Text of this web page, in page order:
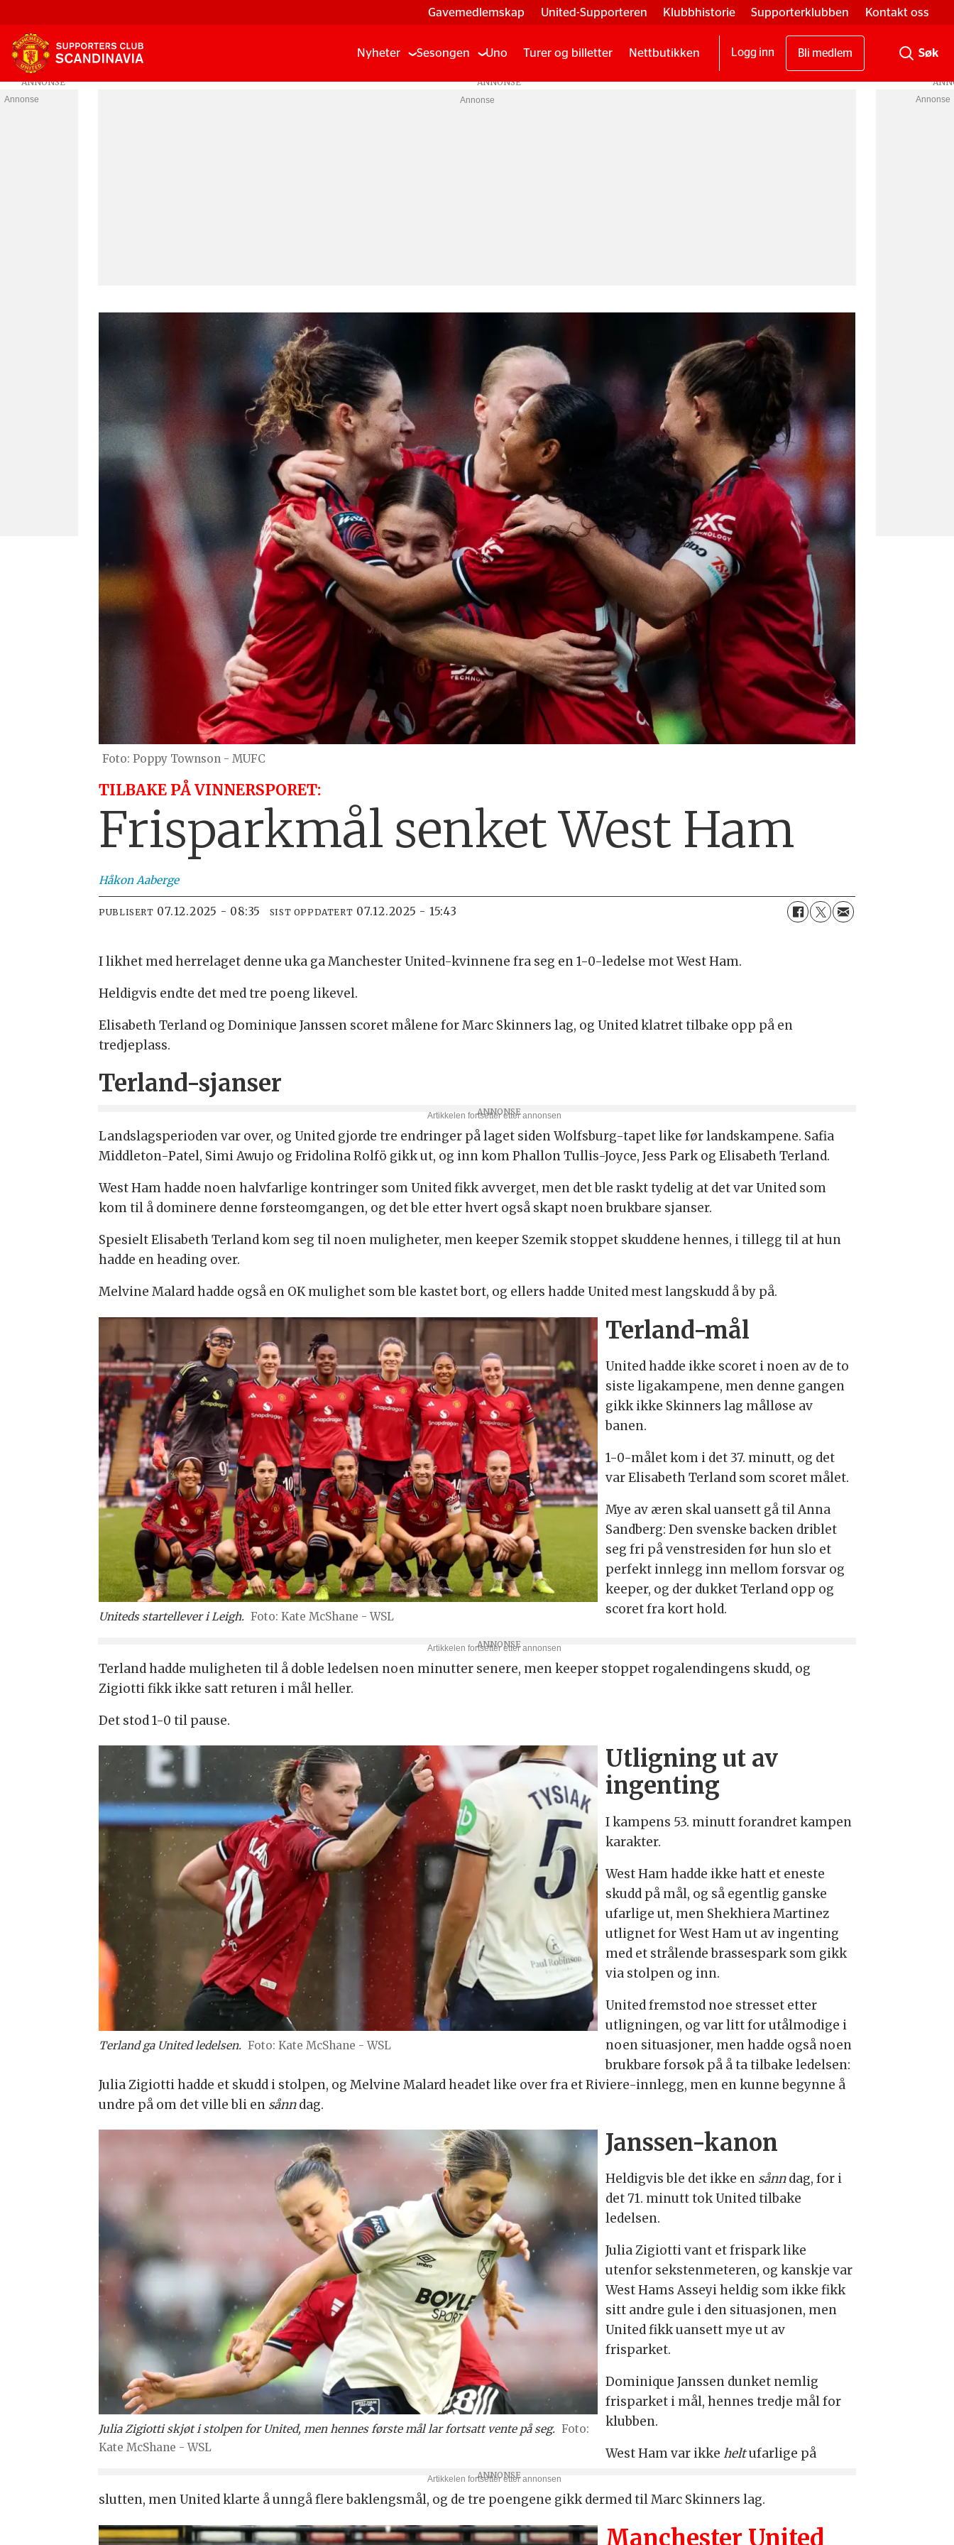
Gavemedlemskap United-Supporteren Klubbhistorie Supporterklubben Kontakt oss
Nyheter Sesongen Uno Turer og billetter Nettbutikken Logg inn Bli medlem
Annonse
Poppy Townson - MUFC
TILBAKE PÅ VINNERSPORET:
Frisparkmål senket West Ham
Håkon Aaberge
PUBLISERT 07.12.2025 - 08:35 SIST OPPDATERT 07.12.2025 - 15:43
I likhet med herrelaget denne uka ga Manchester United-kvinnene fra seg en 1-0-ledelse mot West Ham.
Heldigvis endte det med tre poeng likevel.
Elisabeth Terland og Dominique Janssen scoret målene for Marc Skinners lag, og United klatret tilbake opp på en
tredjeplass.
Terland-sjanser
Landslagsperioden var over, og United gjorde tre endringer på laget siden Wolfsburg-tapet like før landskampene. Safia
Middleton-Patel, Simi Awujo og Fridolina Rolfö gikk ut, og inn kom Phallon Tullis-Joyce, Jess Park og Elisabeth Terland.
West Ham hadde noen halvfarlige kontringer som United fikk avverget, men det ble raskt tydelig at det var United som
kom til å dominere denne førsteomgangen, og det ble etter hvert også skapt noen brukbare sjanser.
Spesielt Elisabeth Terland kom seg til noen muligheter, men keeper Szemik stoppet skuddene hennes, i tillegg til at hun
hadde en heading over.
Melvine Malard hadde også en OK mulighet som ble kastet bort, og ellers hadde United mest langskudd å by på.
Uniteds startellever i Leigh. Kate McShane - WSL
Terland-mål
United hadde ikke scoret i noen av de to
siste ligakampene, men denne gangen
gikk ikke Skinners lag målløse av
banen.
1-0-målet kom i det 37. minutt, og det
var Elisabeth Terland som scoret målet.
Mye av æren skal uansett gå til Anna
Sandberg: Den svenske backen driblet
seg fri på venstresiden før hun slo et
perfekt innlegg inn mellom forsvar og
keeper, og der dukket Terland opp og
scoret fra kort hold.
Terland hadde muligheten til å doble ledelsen noen minutter senere, men keeper stoppet rogalendingens skudd, og
Zigiotti fikk ikke satt returen i mål heller.
Det stod 1-0 til pause.
Terland ga United ledelsen. Kate McShane - WSL
Utligning ut av
ingenting
I kampens 53. minutt forandret kampen
karakter.
West Ham hadde ikke hatt et eneste
skudd på mål, og så egentlig ganske
ufarlige ut, men Shekhiera Martinez
utlignet for West Ham ut av ingenting
med et strålende brassespark som gikk
via stolpen og inn.
United fremstod noe stresset etter
utligningen, og var litt for utålmodige i
noen situasjoner, men hadde også noen
brukbare forsøk på å ta tilbake ledelsen:
Julia Zigiotti hadde et skudd i stolpen, og Melvine Malard headet like over fra et Riviere-innlegg, men en kunne begynne å
undre på om det ville bli en sånndag.
Julia Zigiotti skjøt i stolpen for United, men hennes første mål lar fortsatt vente på seg.
Kate McShane - WSL
Janssen-kanon
Heldigvis ble det ikke en sånndag, for i
det 71. minutt tok United tilbake
ledelsen.
Julia Zigiotti vant et frispark like
utenfor sekstenmeteren, og kanskje var
West Hams Asseyi heldig som ikke fikk
sitt andre gule i den situasjonen, men
United fikk uansett mye ut av
frisparket.
Dominique Janssen dunket nemlig
frisparket i mål, hennes tredje mål for
klubben.
West Ham var ikke heltufarlige på
slutten, men United klarte å unngå flere baklengsmål, og de tre poengene gikk dermed til Marc Skinners lag.
Manchester United
Annonse Annonse